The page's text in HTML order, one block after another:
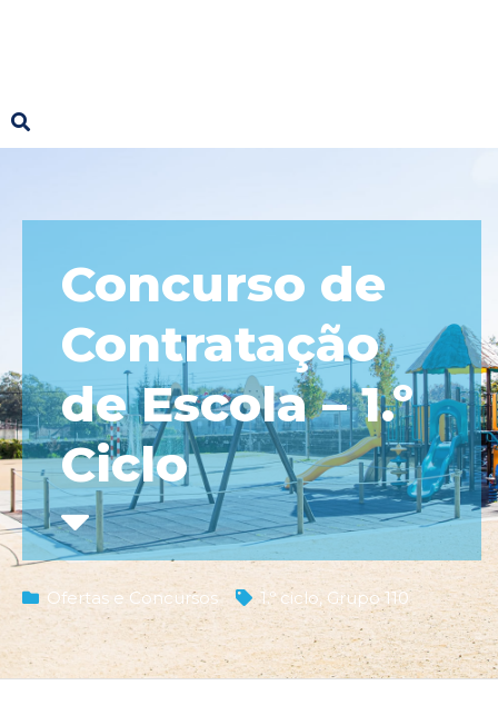
Concurso de
Contratação
de Escola – 1.º
Ciclo
Ofertas e Concursos 1.º ciclo, Grupo 110